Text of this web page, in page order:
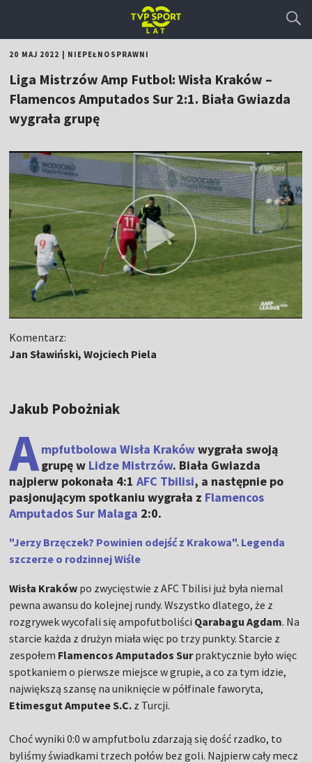
20 MAJ 2022 NIEPEŁNOSPRAWNI
Liga Mistrzów Amp Futbol: Wisła Kraków –
Flamencos Amputados Sur 2:1. Biała Gwiazda
wygrała grupę
Komentarz:
Jan Sławiński, Wojciech Piela
Jakub Pobożniak
Ampfutbolowa Wisła Krakówwygrała swoją
grupę w Lidze Mistrzów. Biała Gwiazda
najpierw pokonała 4:1AFC Tbilisi, a następnie po
pasjonującym spotkaniu wygrała z Flamencos
Amputados Sur Malaga 2:0.
"Jerzy Brzęczek? Powinien odejść z Krakowa". Legenda
szczerze o rodzinnej Wiśle
Wisła Kraków po zwycięstwie z AFC Tbilisi już była niemal
pewna awansu do kolejnej rundy. Wszystko dlatego, że z
rozgrywek wycofali się ampofutboliści Qarabagu Agdam. Na
starcie każda z drużyn miała więc po trzy punkty. Starcie z
zespołem Flamencos Amputados Surpraktycznie było więc
spotkaniem o pierwsze miejsce w grupie, a co za tym idzie,
największą szansę na uniknięcie w półfinale faworyta,
Etimesgut Amputee S.C. z Turcji.
Choć wyniki 0:0 w ampfutbolu zdarzają się dość rzadko, to
byliśmy świadkami trzech połów bez goli. Najpierw cały mecz